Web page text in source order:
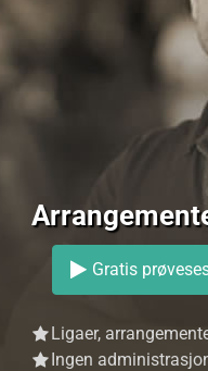
Gratis
Ligaer,
Ingen